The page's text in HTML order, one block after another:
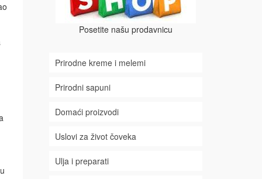
Posetite našu prodavnicu
Prirodne kreme i melemi
Prirodni sapuni
Domaći proizvodi
Uslovi za život čoveka
Ulja i preparati